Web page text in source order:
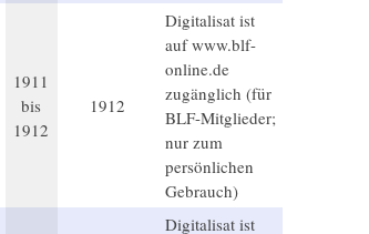
1911
bis
1912
1912
Digitalisat ist
auf www.blf-
online.de
zugänglich (für
BLF-Mitglieder;
nur zum
persönlichen
Gebrauch)
Digitalisat ist